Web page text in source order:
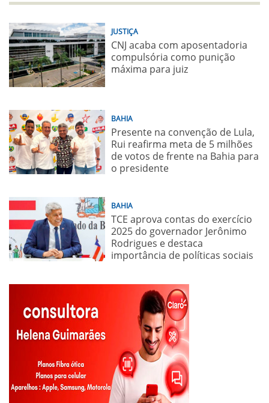
JUSTIÇA
CNJ acaba com aposentadoria
compulsória como punição
máxima para juiz
BAHIA
Presente na convenção de Lula,
Rui reafirma meta de 5 milhões
de votos de frente na Bahia para
o presidente
BAHIA
TCE aprova contas do exercício
2025 do governador Jerônimo
Rodrigues e destaca
importância de políticas sociais